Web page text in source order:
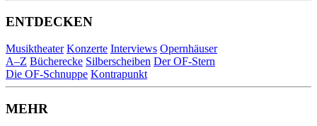
ENTDECKEN
Musiktheater Konzerte Interviews Opernhäuser
A–Z Bücherecke Silberscheiben Der OF-Stern
Die OF-Schnuppe Kontrapunkt
MEHR